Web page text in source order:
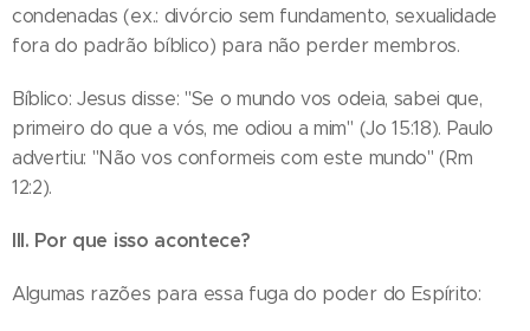
condenadas (ex.: divórcio sem fundamento, sexualidade
fora do padrão bíblico) para não perder membros.
Bíblico: Jesus disse: "Se o mundo vos odeia, sabei que,
primeiro do que a vós, me odiou a mim" (Jo 15:18). Paulo
advertiu: "Não vos conformeis com este mundo" (Rm
12:2).
III. Por que isso acontece?
Algumas razões para essa fuga do poder do Espírito: